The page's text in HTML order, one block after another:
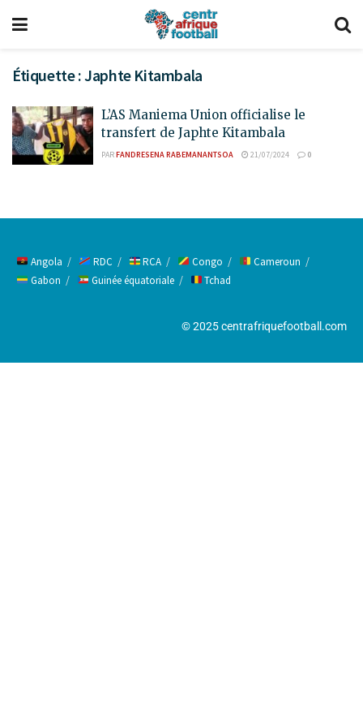
Étiquette :Japhte Kitambala
L’AS Maniema Union officialise le
transfert de Japhte Kitambala
PARFANDRESENA RABEMANANTSOA 21/07/2024 0
Angola RDC RCA Congo
Cameroun
Gabon
Guinée équatoriale Tchad
© 2025 centrafriquefootball.com